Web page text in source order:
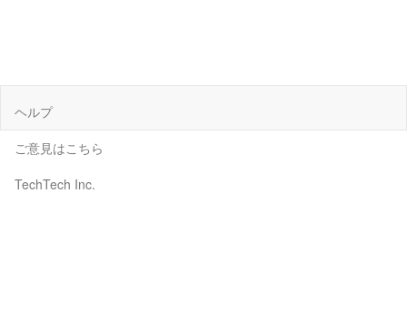
ヘルプ
ご意見はこちら
TechTech Inc.